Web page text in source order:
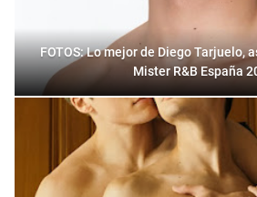
FOTOS: Lo mejor de Diego Tarjuelo,
Mister R&B España